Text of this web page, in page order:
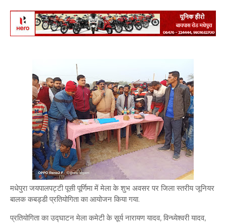
मधेपुरा जयपालपट्टी पूसी पूर्णिमा में मेला के शुभ अवसर पर जिला स्तरीय जूनियर
बालक कबड्डी प्रतियोगिता का आयोजन किया गया.
प्रतियोगिता का उद्घाटन मेला कमेटी के सूर्य नारायण यादव, विन्ध्येश्वरी यादव,